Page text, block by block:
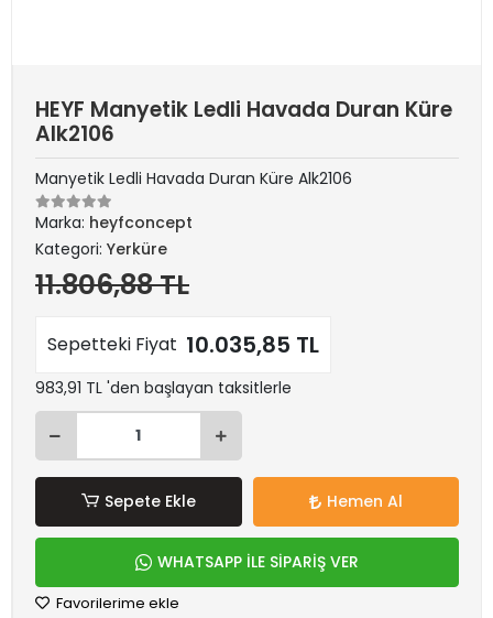
HEYF Manyetik Ledli Havada Duran Küre
Alk2106
Manyetik Ledli Havada Duran Küre Alk2106
Marka: heyfconcept
Kategori: Yerküre
11.806,88 TL
Sepetteki Fiyat 10.035,85 TL
983,91 TL 'den başlayan taksitlerle
Sepete Ekle Hemen Al
WHATSAPP İLE SİPARİŞ VER
Favorilerime ekle